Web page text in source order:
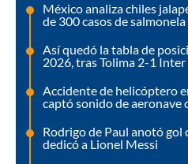
México analiza chiles
de 300 casos de salmonela
Así quedó la tabla de
2026, tras Tolima 2-1
Accidente de helicóptero
captó sonido de aeronave
Rodrigo de Paul anotó gol
dedicó a Lionel Messi